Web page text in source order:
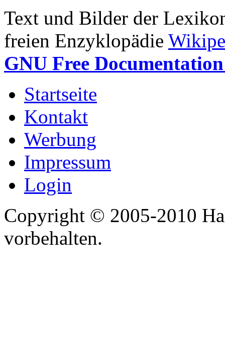
Text und Bilder der
freien Enzyklopädie
GNU Free
Startseite
Kontakt
Werbung
Impressum
Login
Copyright © 2005-2010
vorbehalten.